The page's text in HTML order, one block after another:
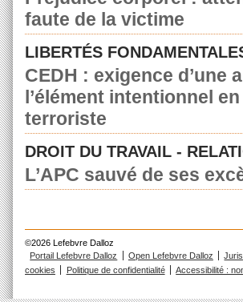
faute de la victime
LIBERTÉS
CEDH : exigence d’une
l’élément intentionnel
terroriste
DROIT DU TRAVAIL -
L’APC sauvé de ses
©2026 Lefebvre Dalloz
Portail Lefebvre Dalloz
Open Lefebvre Dalloz
cookies
Politique de confidentialité Accessibilité :